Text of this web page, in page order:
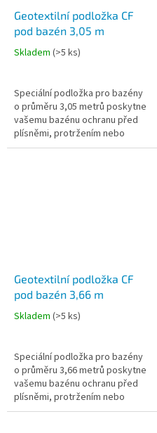
Geotextilní podložka CF
pod bazén 3,05 m
Skladem (>5 ks)
Speciální podložka pro bazény
o průměru 3,05 metrů poskytne
vašemu bazénu ochranu před
plísněmi, protržením nebo
prorůstáním trávy.
Geotextilní podložka CF
pod bazén 3,66 m
Skladem (>5 ks)
Speciální podložka pro bazény
o průměru 3,66 metrů poskytne
vašemu bazénu ochranu před
plísněmi, protržením nebo
prorůstáním trávy.